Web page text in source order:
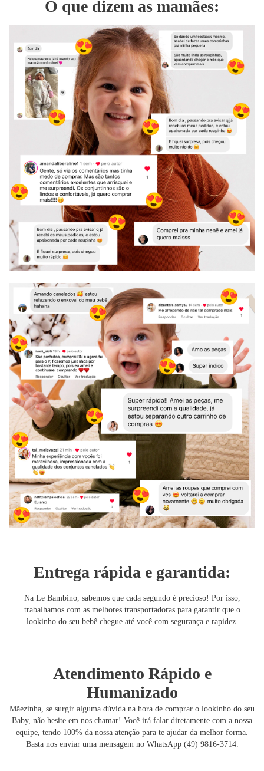
O que dizem as mamães:
Entrega rápida e garantida:
Na Le Bambino, sabemos que cada segundo é precioso! Por isso,
trabalhamos com as melhores transportadoras para garantir que o
lookinho do seu bebê chegue até você com segurança e rapidez.
Atendimento Rápido e
Humanizado
Mãezinha, se surgir alguma dúvida na hora de comprar o lookinho do seu
Baby, não hesite em nos chamar! Você irá falar diretamente com a nossa
equipe, tendo 100% da nossa atenção para te ajudar da melhor forma.
Basta nos enviar uma mensagem no WhatsApp (49) 9816-3714.